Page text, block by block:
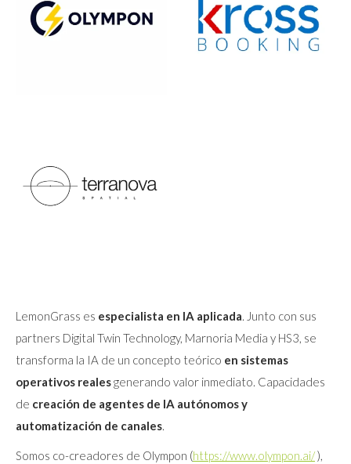
LemonGrass es especialista en IA aplicada. Junto con sus
partners Digital Twin Technology, Marnoria Media y HS3, se
transforma la IA de un concepto teórico en sistemas
operativos realesgenerando valor inmediato. Capacidades
de creación de agentes de IA autónomos y
automatización de canales.
Somos co-creadores de Olympon (https://www.olympon.ai/),